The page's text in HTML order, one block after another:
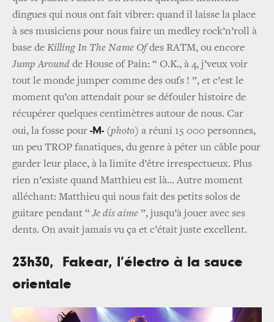
dingues qui nous ont fait vibrer: quand il laisse la place
à ses musiciens pour nous faire un medley rock’n’roll à
base de Killing In The Name Ofdes RATM, ou encore
Jump Around de House of Pain: “ O.K., à 4, j’veux voir
tout le monde jumper comme des oufs ! ”, et c’est le
moment qu’on attendait pour se défouler histoire de
récupérer quelques centimètres autour de nous. Car
oui, la fosse pour -M- (photo) a réuni 15 000 personnes,
un peu TROP fanatiques, du genre à péter un câble pour
garder leur place, à la limite d’être irrespectueux. Plus
rien n’existe quand Matthieu est là… Autre moment
alléchant: Matthieu qui nous fait des petits solos de
guitare pendant “Je dis aime ”, jusqu’à jouer avec ses
dents. On avait jamais vu ça et c’était juste excellent.
23h30, Fakear, l’électro à la sauce
orientale